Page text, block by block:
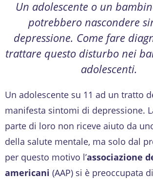
Un adolescente o un
potrebbero nascondere
depressione. Come fare
trattare questo disturbo nei
adolescenti.
Un adolescente su 11 ad un tratto
manifesta sintomi di depressione.
parte di loro non riceve aiuto da
della salute mentale, ma solo dal
per questo motivo l’associazione
americani (AAP) si è preoccupata